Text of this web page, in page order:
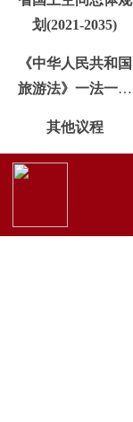
划(2021-2035)
《中华人民共和国
旅游法》一法一办
其他议程